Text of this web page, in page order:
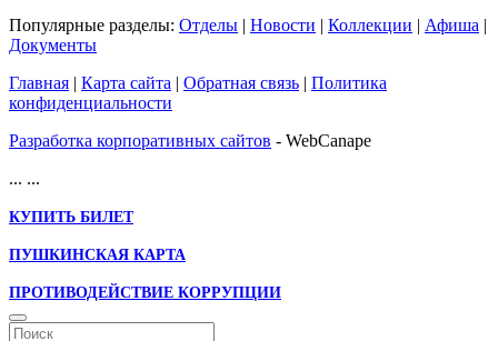
Популярные разделы: Отделы | Новости | Коллекции | Афиша |
Документы
Главная | Карта сайта | Обратная связь | Политика
конфиденциальности
Разработка корпоративных сайтов - WebCanape
... ...
КУПИТЬ БИЛЕТ
ПУШКИНСКАЯ КАРТА
ПРОТИВОДЕЙСТВИЕ КОРРУПЦИИ